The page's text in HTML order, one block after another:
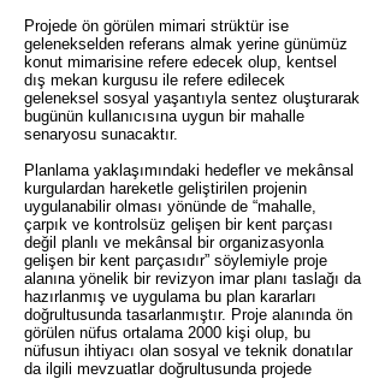
Projede ön görülen mimari strüktür ise
gelenekselden referans almak yerine günümüz
konut mimarisine refere edecek olup, kentsel
dış mekan kurgusu ile refere edilecek
geleneksel sosyal yaşantıyla sentez oluşturarak
bugünün kullanıcısına uygun bir mahalle
senaryosu sunacaktır.
Planlama yaklaşımındaki hedefler ve mekânsal
kurgulardan hareketle geliştirilen projenin
uygulanabilir olması yönünde de “mahalle,
çarpık ve kontrolsüz gelişen bir kent parçası
değil planlı ve mekânsal bir organizasyonla
gelişen bir kent parçasıdır” söylemiyle proje
alanına yönelik bir revizyon imar planı taslağı da
hazırlanmış ve uygulama bu plan kararları
doğrultusunda tasarlanmıştır. Proje alanında ön
görülen nüfus ortalama 2000 kişi olup, bu
nüfusun ihtiyacı olan sosyal ve teknik donatılar
da ilgili mevzuatlar doğrultusunda projede